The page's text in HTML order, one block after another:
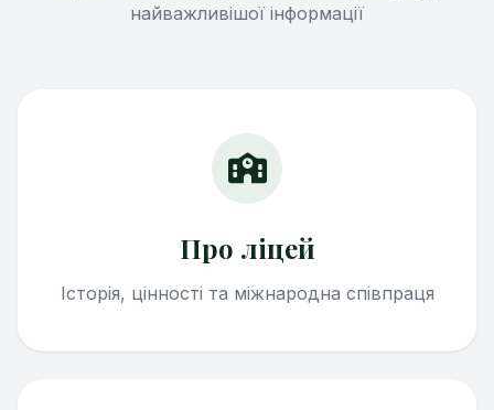
найважливішої інформації
Про ліцей
Історія, цінності та міжнародна співпраця